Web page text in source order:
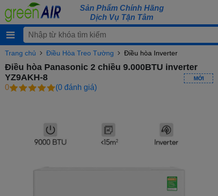
Sản Phẩm Chính Hãng
Dịch Vụ Tận Tâm
Trang chủ Điều Hòa Treo Tường Điều hòa Inverter
Điều hòa Panasonic 2 chiều 9.000BTU inverter
YZ9AKH-8
MỚI
0 (0 đánh giá)